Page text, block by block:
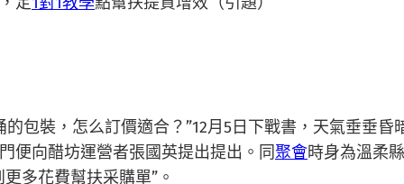
的包裝，怎么訂價適合？”12月5日下戰書，天氣垂垂
便向醋坊運營者張國英提出提出。同聚會時身為溫柔
多花費幫扶采購單”。